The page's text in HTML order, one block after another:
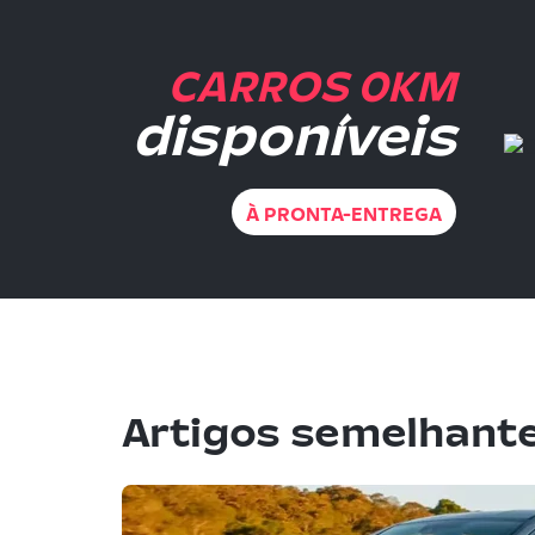
CARROS 0KM
disponíveis
À PRONTA-ENTREGA
Artigos